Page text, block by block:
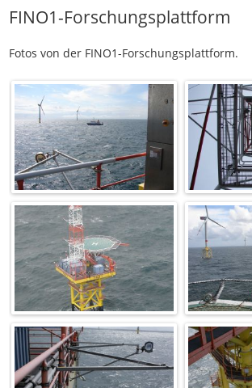
FINO1-Forschungsplattform
Fotos von der FINO1-Forschungsplattform.